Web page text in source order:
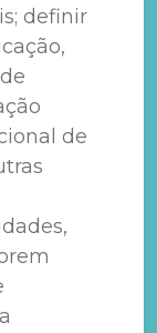
definir
de